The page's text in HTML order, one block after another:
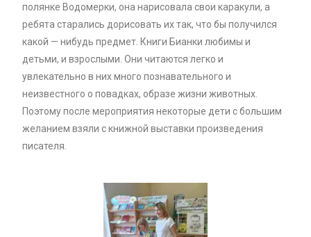
полянке Водомерки, она нарисовала свои каракули, а
ребята старались дорисовать их так, что бы получился
какой — нибудь предмет. Книги Бианки любимы и
детьми, и взрослыми. Они читаются легко и
увлекательно в них много познавательного и
неизвестного о повадках, образе жизни животных.
Поэтому после мероприятия некоторые дети с большим
желанием взяли с книжной выставки произведения
писателя.